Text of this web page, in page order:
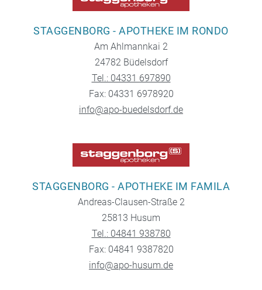
STAGGENBORG - APOTHEKE IM RONDO
Am Ahlmannkai 2
24782 Büdelsdorf
Tel.: 04331 697890
Fax: 04331 6978920
info@apo-buedelsdorf.de
STAGGENBORG - APOTHEKE IM FAMILA
Andreas-Clausen-Straße 2
25813 Husum
Tel.: 04841 938780
Fax: 04841 9387820
info@apo-husum.de